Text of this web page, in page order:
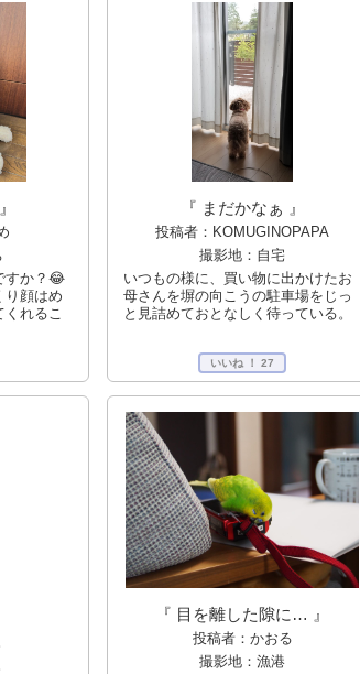
すか？😂
り顔はめ
れるこ
『 まだかなぁ 』
投稿者：KOMUGINOPAPA
撮影地：自宅
いつもの様に、買い物に出かけたお
母さんを塀の向こうの駐車場をじっ
と見詰めておとなしく待っている。
いいね ！ 27
『 目を離した隙に… 』
投稿者：かおる
撮影地：漁港